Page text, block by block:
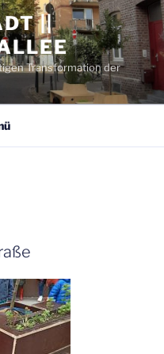
||
Transformation der